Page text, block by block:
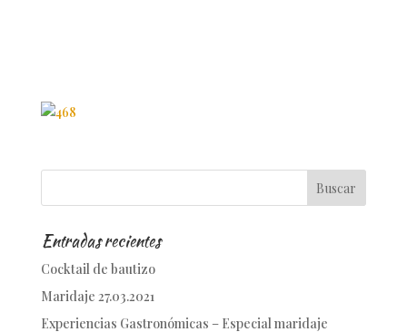
Entradas recientes
Cocktail de bautizo
Maridaje 27.03.2021
Experiencias Gastronómicas – Especial maridaje